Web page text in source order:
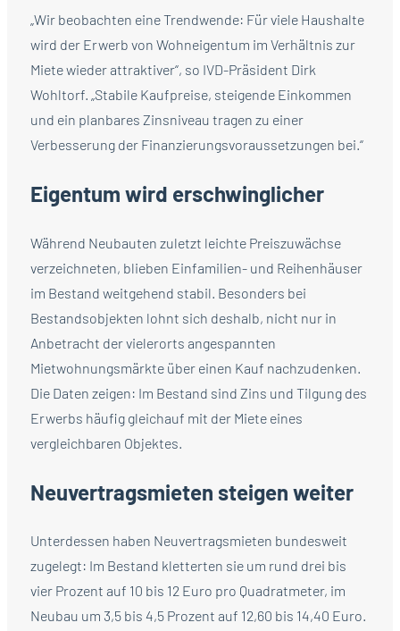
„Wir beobachten eine Trendwende: Für viele Haushalte
wird der Erwerb von Wohneigentum im Verhältnis zur
Miete wieder attraktiver“, so IVD-Präsident Dirk
Wohltorf. „Stabile Kaufpreise, steigende Einkommen
und ein planbares Zinsniveau tragen zu einer
Verbesserung der Finanzierungsvoraussetzungen bei.“
Eigentum wird erschwinglicher
Während Neubauten zuletzt leichte Preiszuwächse
verzeichneten, blieben Einfamilien- und Reihenhäuser
im Bestand weitgehend stabil. Besonders bei
Bestandsobjekten lohnt sich deshalb, nicht nur in
Anbetracht der vielerorts angespannten
Mietwohnungsmärkte über einen Kauf nachzudenken.
Die Daten zeigen: Im Bestand sind Zins und Tilgung des
Erwerbs häufig gleichauf mit der Miete eines
vergleichbaren Objektes.
Neuvertragsmieten steigen weiter
Unterdessen haben Neuvertragsmieten bundesweit
zugelegt: Im Bestand kletterten sie um rund drei bis
vier Prozent auf 10 bis 12 Euro pro Quadratmeter, im
Neubau um 3,5 bis 4,5 Prozent auf 12,60 bis 14,40 Euro.